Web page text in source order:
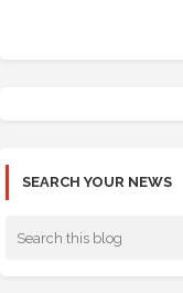
SEARCH YOUR NEWS